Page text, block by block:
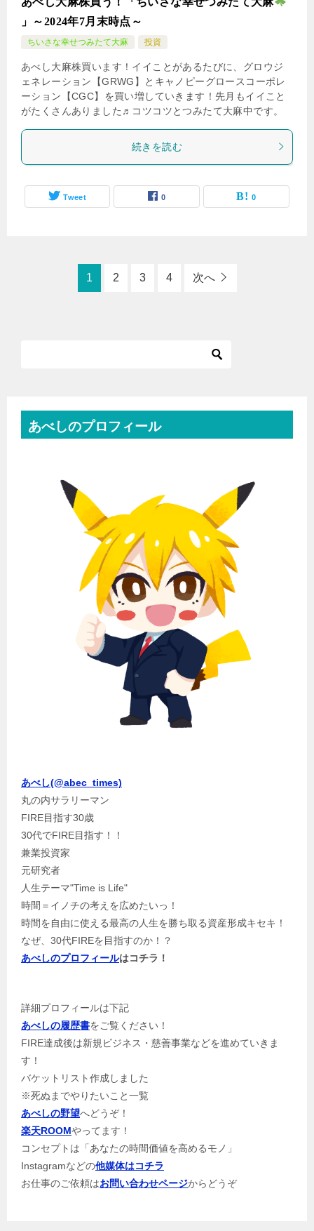
」～2024年7月末時点～
ちいさな幸せつみたて大麻 投資
あべし大麻株買います！イイことがあるたびに、グロウジ
ェネレーション【GRWG】とキャノピーグロースコーポレ
ーション【CGC】を買い増していきます！先月もイイこと
がたくさんありました♬コツコツとつみたて大麻中です。
続きを読む
Tweet 0 0
1 2 3 4 次へ
あべしのプロフィール
あべし(@abec_times)
丸の内サラリーマン
FIRE目指す30歳
30代でFIRE目指す！！
兼業投資家
元研究者
人生テーマ"Time is Life"
時間＝イノチの考えを広めたいっ！
時間を自由に使える最高の人生を勝ち取る資産形成キセキ！
なぜ、30代FIREを目指すのか！？
あべしのプロフィールはコチラ！
詳細プロフィールは下記
あべしの履歴書をご覧ください！
FIRE達成後は新規ビジネス・慈善事業などを進めていきま
す！
バケットリスト作成しました
※死ぬまでやりたいこと一覧
あべしの野望へどうぞ！
楽天ROOMやってます！
コンセプトは「あなたの時間価値を高めるモノ」
Instagramなどの他媒体はコチラ
お仕事のご依頼はお問い合わせページからどうぞ